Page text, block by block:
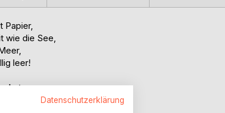
Papier,
wie die See,
leer!
Datenschutzerklärung